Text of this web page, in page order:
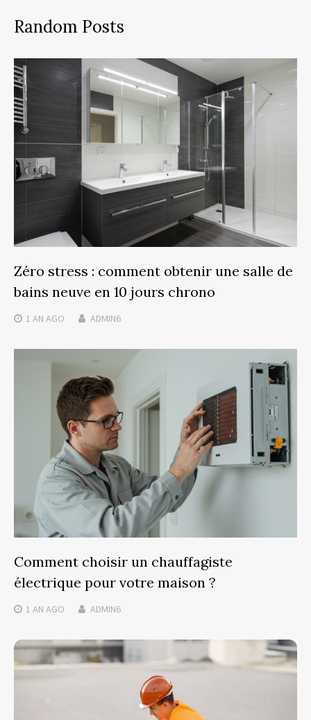
Random Posts
Zéro stress : comment obtenir une salle de
bains neuve en 10 jours chrono
1 AN AGO ADMIN6
Comment choisir un chauffagiste
électrique pour votre maison ?
1 AN AGO ADMIN6